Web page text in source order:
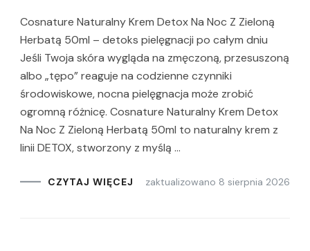
Cosnature Naturalny Krem Detox Na Noc Z Zieloną
Herbatą 50ml – detoks pielęgnacji po całym dniu
Jeśli Twoja skóra wygląda na zmęczoną, przesuszoną
albo „tępo” reaguje na codzienne czynniki
środowiskowe, nocna pielęgnacja może zrobić
ogromną różnicę. Cosnature Naturalny Krem Detox
Na Noc Z Zieloną Herbatą 50ml to naturalny krem z
linii DETOX, stworzony z myślą …
CZYTAJ WIĘCEJ zaktualizowano 8 sierpnia 2026